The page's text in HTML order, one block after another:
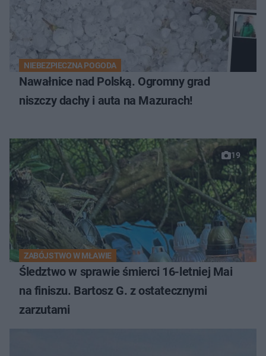
NIEBEZPIECZNA POGODA
Nawałnice nad Polską. Ogromny grad
niszczy dachy i auta na Mazurach!
19
ZABÓJSTWO W MŁAWIE
Śledztwo w sprawie śmierci 16-letniej Mai
na finiszu. Bartosz G. z ostatecznymi
zarzutami